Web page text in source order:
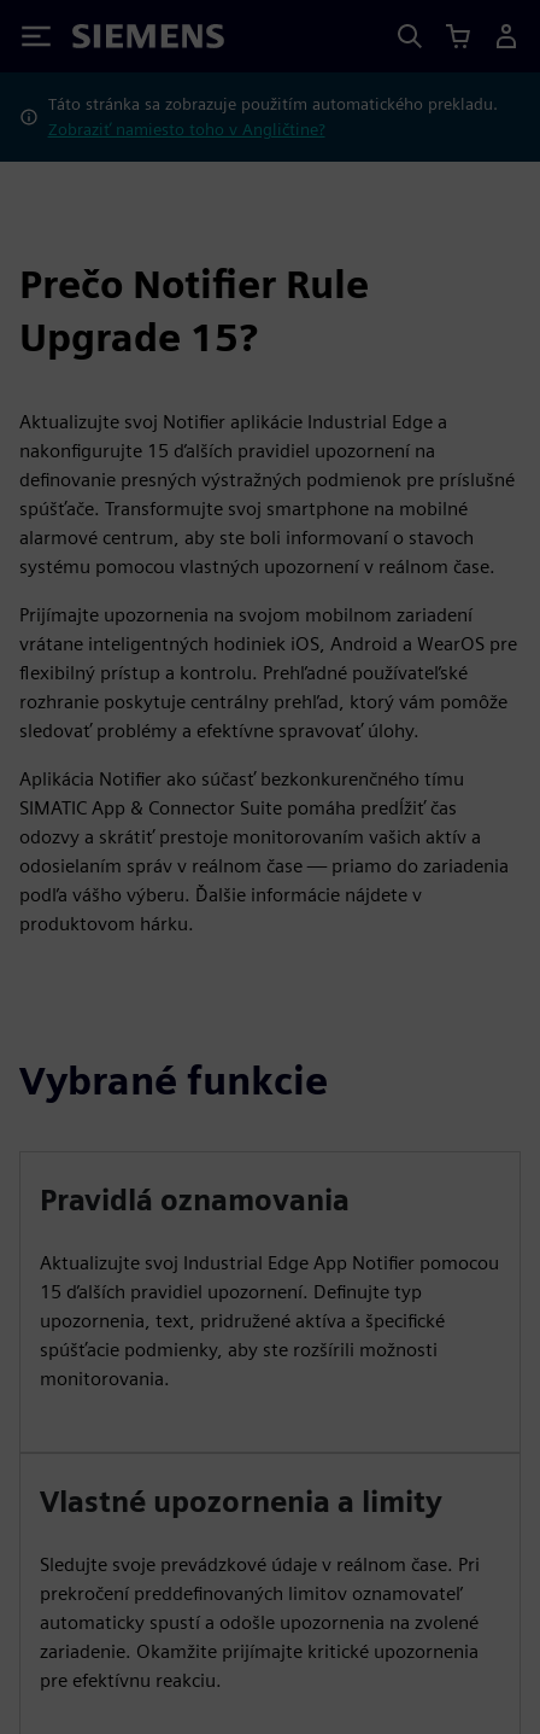
Siemens
Táto stránka sa zobrazuje použitím automatického prekladu.
Zobraziť namiesto toho v Angličtine?
Prečo Notifier Rule
Upgrade 15?
Aktualizujte svoj Notifier aplikácie Industrial Edge a
nakonfigurujte 15 ďalších pravidiel upozornení na
definovanie presných výstražných podmienok pre príslušné
spúšťače. Transformujte svoj smartphone na mobilné
alarmové centrum, aby ste boli informovaní o stavoch
systému pomocou vlastných upozornení v reálnom čase.
Prijímajte upozornenia na svojom mobilnom zariadení
vrátane inteligentných hodiniek iOS, Android a WearOS pre
flexibilný prístup a kontrolu. Prehľadné používateľské
rozhranie poskytuje centrálny prehľad, ktorý vám pomôže
sledovať problémy a efektívne spravovať úlohy.
Aplikácia Notifier ako súčasť bezkonkurenčného tímu
SIMATIC App & Connector Suite pomáha predĺžiť čas
odozvy a skrátiť prestoje monitorovaním vašich aktív a
odosielaním správ v reálnom čase — priamo do zariadenia
podľa vášho výberu. Ďalšie informácie nájdete v
produktovom hárku.
Vybrané funkcie
Pravidlá oznamovania
Aktualizujte svoj Industrial Edge App Notifier pomocou
15 ďalších pravidiel upozornení. Definujte typ
upozornenia, text, pridružené aktíva a špecifické
spúšťacie podmienky, aby ste rozšírili možnosti
monitorovania.
Vlastné upozornenia a limity
Sledujte svoje prevádzkové údaje v reálnom čase. Pri
prekročení preddefinovaných limitov oznamovateľ
automaticky spustí a odošle upozornenia na zvolené
zariadenie. Okamžite prijímajte kritické upozornenia
pre efektívnu reakciu.